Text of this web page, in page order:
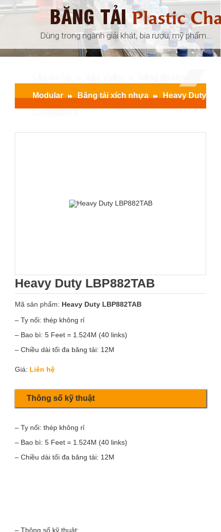
đóng gói, ...
BĂNG TẢIPlastic
Dùng trong ngành giải khát, bia rượu, mỹ phẩm...
Modular Băng tải xích nhựa Heavy Duty
Heavy Duty LBP882TAB
Mã sản phẩm: Heavy Duty LBP882TAB
– Ty nối: thép không rỉ
– Bao bì: 5 Feet = 1.524M (40 links)
– Chiều dài tối đa băng tải: 12M
Giá: Liên hệ
Thông số kỹ thuật
– Ty nối: thép không rỉ
– Bao bì: 5 Feet = 1.524M (40 links)
– Chiều dài tối đa băng tải: 12M
– Thông số kỹ thuật: